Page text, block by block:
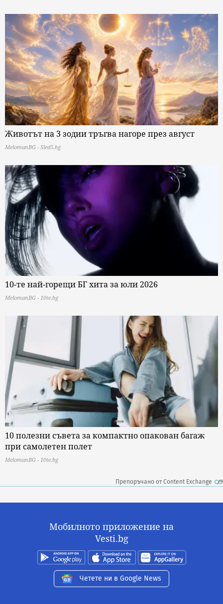
Животът на 3 зодии тръгва нагоре през август
MelomanBG - Sled5.bg
10-те най-горещи БГ хита за юли 2026
MelomanBG - 10te.bg
10 полезни съвета за компактно опакован багаж
при самолетен полет
MelomanBG - 10te.bg
Препоръчано от Content Exchange
Мобилното приложение на
Vesti.bg
Четете ни в Google News